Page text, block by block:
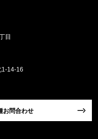
目
1-14-16
お問合わせ